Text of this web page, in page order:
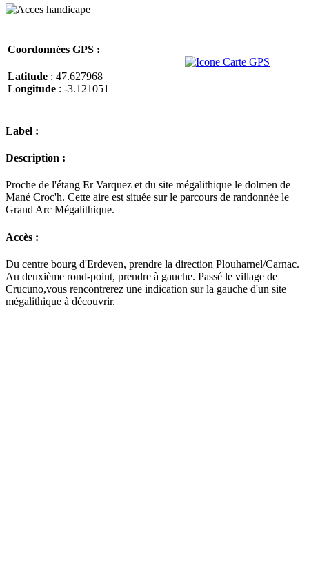
Coordonnées GPS :
Latitude : 47.627968
Longitude : -3.121051
Label :
Description :
Proche de l'étang Er Varquez et du site mégalithique le dolmen de
Mané Croc'h. Cette aire est située sur le parcours de randonnée le
Grand Arc Mégalithique.
Accès :
Du centre bourg d'Erdeven, prendre la direction Plouharnel/Carnac.
Au deuxième rond-point, prendre à gauche. Passé le village de
Crucuno,vous rencontrerez une indication sur la gauche d'un site
mégalithique à découvrir.